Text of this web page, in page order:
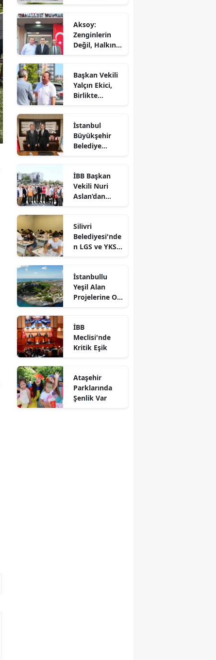
Aksoy:
Zenginlerin
Değil, Halkın
Başkan Vekili
Yalçın Ekici,
Birlikte
İncelemelerde
Bulundu
İstanbul
Büyükşehir
Belediye
Silivri
Belediyesine
Ziyaret
İBB Başkan
Vekili Nuri
Aslan’dan
Çalışmalara
Yakın Takip
Silivri
Belediyesi'nde
n LGS ve YKS
Eğitim Desteği
İstanbullu
Yeşil Alan
Projelerine Oy
İBB
Meclisi'nde
Kritik Eşik
Ataşehir
Parklarında
Şenlik Var